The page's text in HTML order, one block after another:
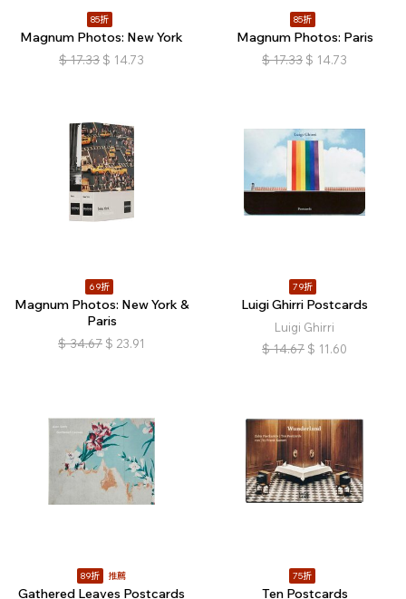
85折
Magnum Photos: New York
$ 17.33 $ 14.73
85折
Magnum Photos: Paris
$ 17.33 $ 14.73
69折
Magnum Photos: New York &
Paris
$ 34.67 $ 23.91
79折
Luigi Ghirri Postcards
Luigi Ghirri
$ 14.67 $ 11.60
89折 推薦
Gathered Leaves Postcards
75折
Ten Postcards